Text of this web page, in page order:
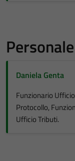
Personale
Daniela Genta
Funzionario
Protocollo,
Ufficio Tributi.